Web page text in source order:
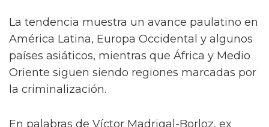
La tendencia muestra un avance paulatino en
América Latina, Europa Occidental y algunos
países asiáticos, mientras que África y Medio
Oriente siguen siendo regiones marcadas por
la criminalización.
En palabras de Víctor Madrigal-Borloz, ex